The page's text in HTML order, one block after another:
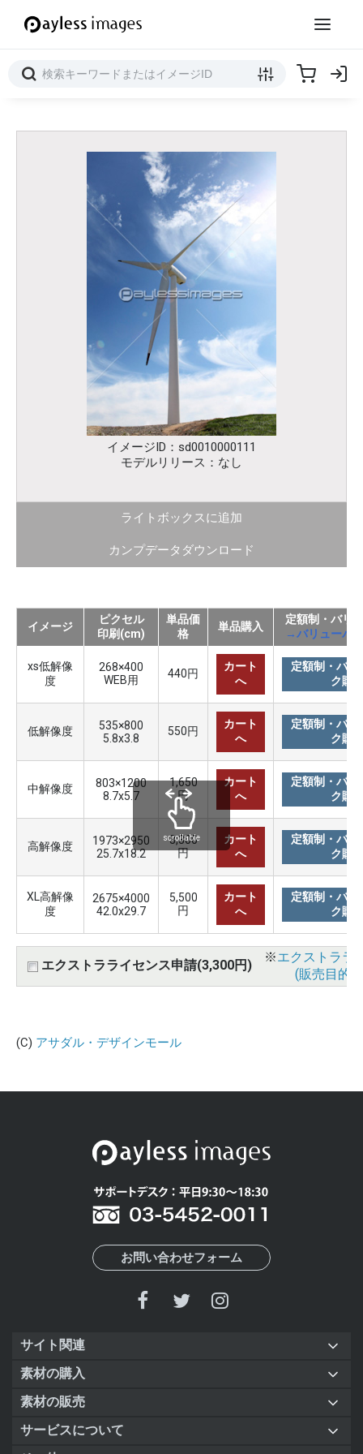
イメージID：sd0010000111
モデルリリース：なし
ライトボックスに追加
カンプデータダウンロード
イメージ
ピクセル
印刷(cm)
単品価
格
単品購入
定額制・バリ
→バリューパ
xs低解像
度
268×400
WEB用
440円
カート
へ
定額制・バリ
ク購
低解像度
535×800
5.8x3.8
550円
カート
へ
定額制・バリ
ク購
中解像度
803×1200
8.7x5.7
1,650
円
カート
へ
定額制・バリ
ク購
高解像度
1973×2950
25.7x18.2
3,300
円
カート
へ
定額制・バリ
ク購
XL高解像
度
2675×4000
42.0x29.7
5,500
円
カート
へ
定額制・バリ
ク購
エクストラライセンス申請(3,300円)
※エクストララ
(販売目的
scrollable
(C) アサダル・デザインモール
お問い合わせフォーム
サイト関連
素材の購入
素材の販売
サービスについて